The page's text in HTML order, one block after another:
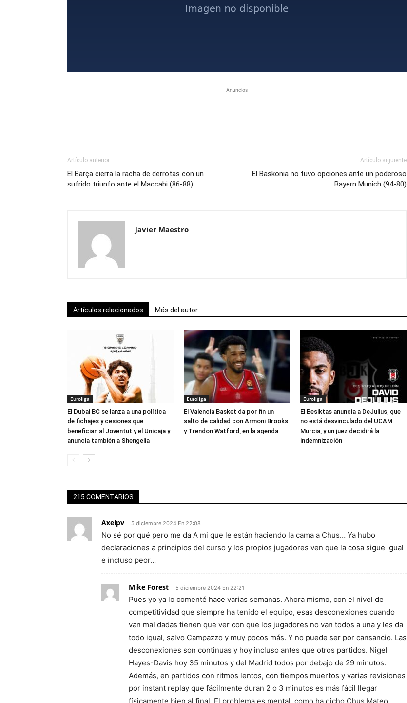
Anuncios
Artículo anterior
El Barça cierra la racha de derrotas con un
sufrido triunfo ante el Maccabi (86-88)
Artículo siguiente
El Baskonia no tuvo opciones ante un poderoso
Bayern Munich (94-80)
Javier Maestro
Artículos relacionados Más del autor
Euroliga
El Dubai BC se lanza a una política
de fichajes y cesiones que
benefician al Joventut y el Unicaja y
anuncia también a Shengelia
Euroliga
El Valencia Basket da por fin un
salto de calidad con Armoni Brooks
y Trendon Watford, en la agenda
Euroliga
El Besiktas anuncia a DeJulius, que
no está desvinculado del UCAM
Murcia, y un juez decidirá la
indemnización
215 COMENTARIOS
Axelpv 5 diciembre 2024 En 22:08
No sé por qué pero me da A mi que le están haciendo la cama a Chus… Ya hubo
declaraciones a principios del curso y los propios jugadores ven que la cosa sigue igual
e incluso peor…
Mike Forest 5 diciembre 2024 En 22:21
Pues yo ya lo comenté hace varias semanas. Ahora mismo, con el nivel de
competitividad que siempre ha tenido el equipo, esas desconexiones cuando
van mal dadas tienen que ver con que los jugadores no van todos a una y les da
todo igual, salvo Campazzo y muy pocos más. Y no puede ser por cansancio. Las
desconexiones son continuas y hoy incluso antes que otros partidos. Nigel
Hayes-Davis hoy 35 minutos y del Madrid todos por debajo de 29 minutos.
Además, en partidos con ritmos lentos, con tiempos muertos y varias revisiones
por instant replay que fácilmente duran 2 o 3 minutos es más fácil llegar
físicamente bien al final. El problema es mental, como ha dicho Chus Mateo,